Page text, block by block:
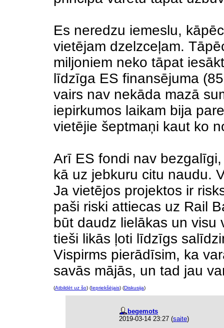
Es neredzu iemeslu,
vietējam dzelzceļam.
miljoniem neko tāpat
līdzīga ES finansējuma
vairs nav nekāda mazā
iepirkumos laikam bija
vietējie šeptmaņi kaut ko
Arī ES fondi nav
kā uz jebkuru citu naudu.
Ja vietējos projektos ir
paši riski attiecas uz Rail
būt daudz lielākas un visu
tieši likās ļoti līdzīgs
Vispirms pierādīsim, ka
savās mājās, un tad jau
(Atbildēt uz šo) (Iepriekšējais) (Diskusija)
begemots
2019-03-14 23:27 (saite)